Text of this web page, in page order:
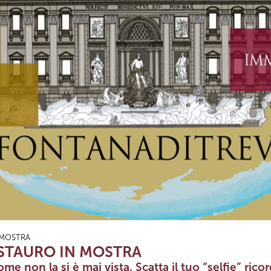
IN MOSTRA
non la si è mai vista. Scatta il tuo “selfie”